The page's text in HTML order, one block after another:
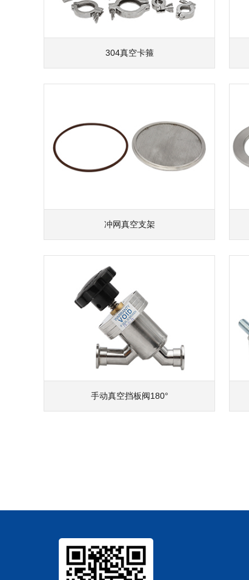
304真空卡箍
冲网真空支架
手动真空挡板阀180°